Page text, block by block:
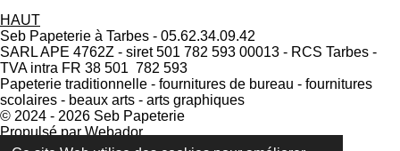
HAUT
Seb Papeterie à Tarbes - 05.62.34.09.42
SARL APE 4762Z - siret 501 782 593 00013 - RCS Tarbes -
TVA intra FR 38 501 782 593
Papeterie traditionnelle - fournitures de bureau - fournitures
scolaires - beaux arts - arts graphiques
© 2024 - 2026 Seb Papeterie
Propulsé parWebador